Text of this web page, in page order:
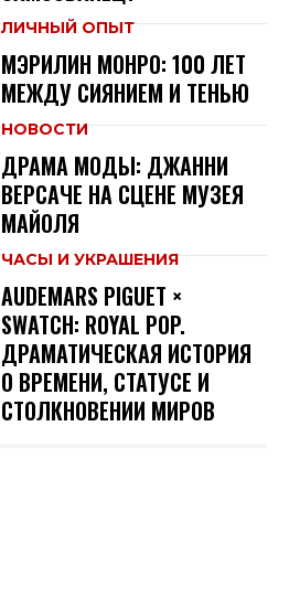
ЛИЧНЫЙ ОПЫТ
МЭРИЛИН МОНРО: 100 ЛЕТ
МЕЖДУ СИЯНИЕМ И ТЕНЬЮ
НОВОСТИ
ДРАМА МОДЫ: ДЖАННИ
ВЕРСАЧЕ НА СЦЕНЕ МУЗЕЯ
МАЙОЛЯ
ЧАСЫ И УКРАШЕНИЯ
AUDEMARS PIGUET ×
SWATCH: ROYAL POP.
ДРАМАТИЧЕСКАЯ ИСТОРИЯ
О ВРЕМЕНИ, СТАТУСЕ И
СТОЛКНОВЕНИИ МИРОВ